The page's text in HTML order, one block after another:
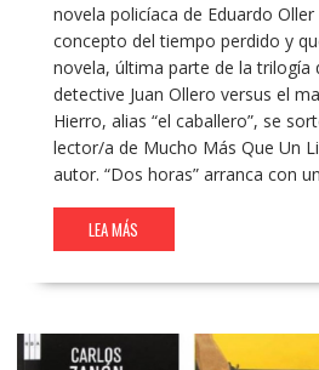
novela policíaca de Eduardo
concepto del tiempo perdido y
novela, última parte de la trilogía
detective Juan Ollero versus el
Hierro, alias “el caballero”, se
lector/a de Mucho Más Que Un
autor. “Dos horas” arranca con
LEA MÁS